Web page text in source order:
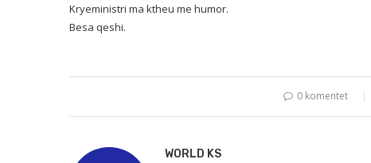
Kryeministri ma ktheu me humor.
Besa qeshi.
0 komentet
WORLD KS